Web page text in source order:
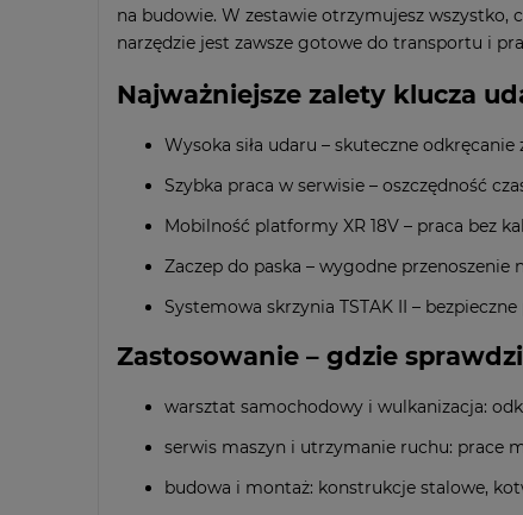
na budowie. W zestawie otrzymujesz wszystko,
narzędzie jest zawsze gotowe do transportu i
Najważniejsze zalety klucza
Wysoka siła udaru – skuteczne
Szybka praca w serwisie – oszczędność
Mobilność platformy XR 18V – praca bez
Zaczep do paska – wygodne
Systemowa skrzynia TSTAK II –
Zastosowanie – gdzie
warsztat samochodowy i wulkanizacja:
serwis maszyn i utrzymanie ruchu: prace
budowa i montaż: konstrukcje stalowe,